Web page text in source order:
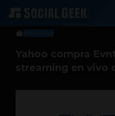
Sergio Ramos
7 de diciembre
Yahoo compra
streaming en vivo